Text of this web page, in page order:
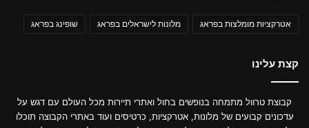
אטרקציות מומלצות בפראג מלונות לישראלים בפראג שופינג בפראג
קצת עלינו
קבוצת טרוול מתמחה בנופשים בחול ואתרי תיירות מכל העולם עם דגש על
עדכונים קבועים של מלונות, אטרקציות, כרטיסים ועוד באתרי הקבוצה תוכלו